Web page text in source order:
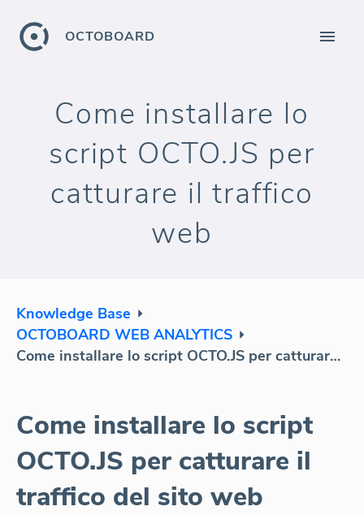
OCTOBOARD
Come installare lo
script OCTO.JS per
catturare il traffico
web
Knowledge Base
OCTOBOARD WEB ANALYTICS
Come installare lo script OCTO.JS per catturare il traffico web
Come installare lo script
OCTO.JS per catturare il
traffico del sito web